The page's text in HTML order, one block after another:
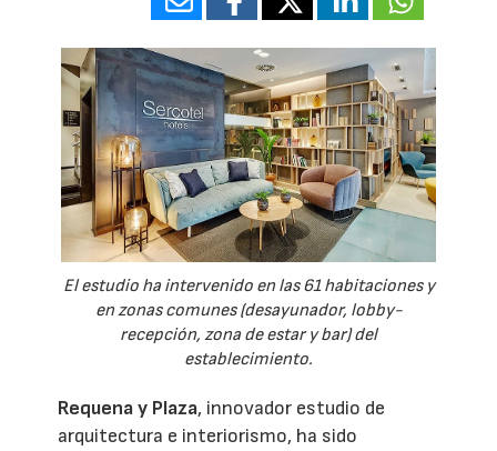
El estudio ha intervenido en las 61 habitaciones y
en zonas comunes (desayunador, lobby-
recepción, zona de estar y bar) del
establecimiento.
Requena y Plaza, innovador estudio de
arquitectura e interiorismo, ha sido